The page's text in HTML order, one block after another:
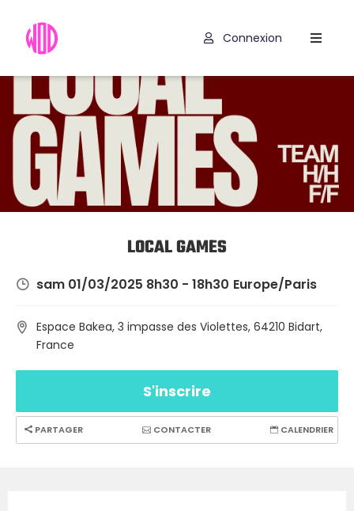
Hyrox
Programmes
Exercices
Codes
Promo
Connexion
LOCAL GAMES
sam 01/03/2025 8h30 - 18h30 Europe/Paris
Espace Bakea, 3 impasse des Violettes, 64210 Bidart,
France
S'inscrire
PARTAGER CONTACTER CALENDRIER